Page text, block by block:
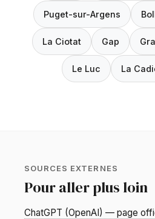
Puget-sur-Argens
La Ciotat Gap
Le Luc La
SOURCES EXTERNES
Pour aller plus loin
ChatGPT (OpenAI) — page